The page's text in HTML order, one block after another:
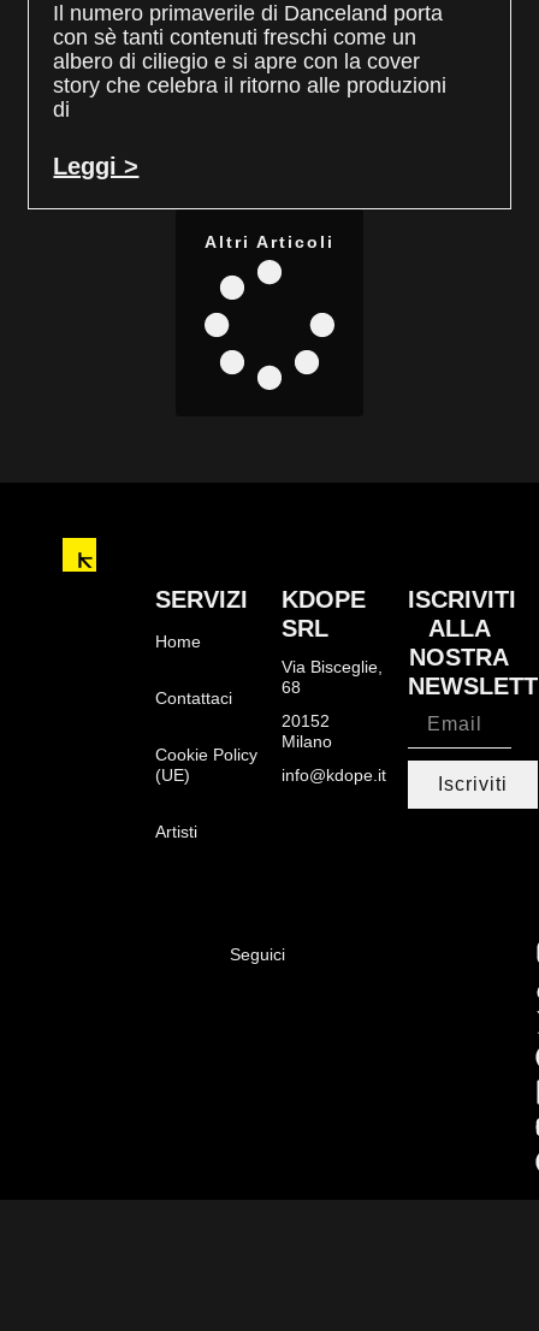
Il numero primaverile di Danceland porta
con sè tanti contenuti freschi come un
albero di ciliegio e si apre con la cover
story che celebra il ritorno alle produzioni
di
Leggi >
Altri Articoli
SERVIZI
Home
Contattaci
Cookie Policy
(UE)
Artisti
KDOPE
SRL
Via Bisceglie,
68
20152
Milano
info@kdope.it
ISCRIVITI
ALLA
NOSTRA
Iscriviti
Seguici